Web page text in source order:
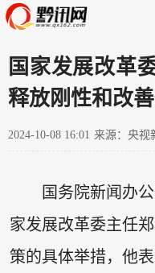
国家发展改革
释放刚性和改
2024-10-08 16:01 来源：央视
国务院新闻办
家发展改革委主任
策的具体举措，他